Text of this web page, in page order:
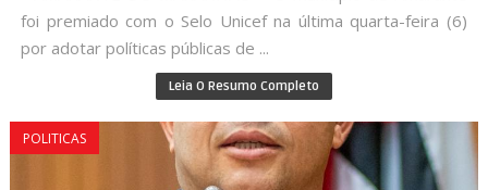
foi premiado com o Selo Unicef na última quarta-feira (6)
por adotar políticas públicas de ...
Leia O Resumo Completo
POLITICAS